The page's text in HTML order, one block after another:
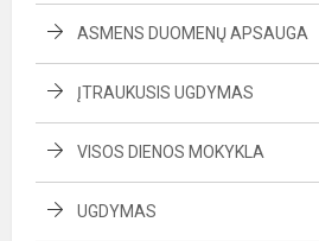
ASMENS DUOMENŲ APSAUGA
ĮTRAUKUSIS UGDYMAS
VISOS DIENOS MOKYKLA
UGDYMAS